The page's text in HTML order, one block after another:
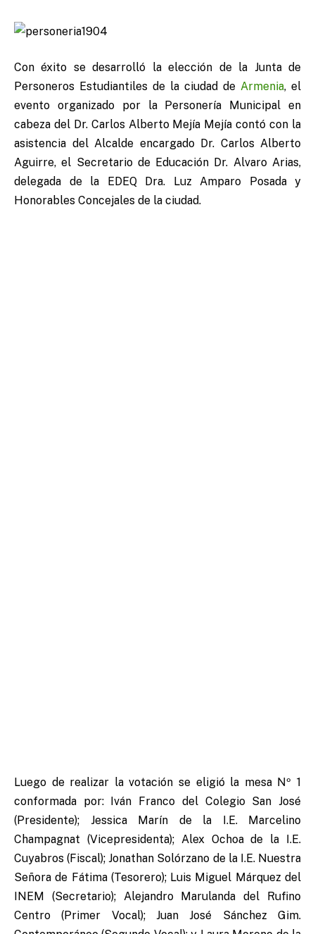
Con éxito se desarrolló la elección de la Junta de
Personeros Estudiantiles de la ciudad de Armenia, el
evento organizado por la Personería Municipal en
cabeza del Dr. Carlos Alberto Mejía Mejía contó con la
asistencia del Alcalde encargado Dr. Carlos Alberto
Aguirre, el Secretario de Educación Dr. Alvaro Arias,
delegada de la EDEQ Dra. Luz Amparo Posada y
Honorables Concejales de la ciudad.
Luego de realizar la votación se eligió la mesa Nº 1
conformada por: Iván Franco del Colegio San José
(Presidente); Jessica Marín de la I.E. Marcelino
Champagnat (Vicepresidenta); Alex Ochoa de la I.E.
Cuyabros (Fiscal); Jonathan Solórzano de la I.E. Nuestra
Señora de Fátima (Tesorero); Luis Miguel Márquez del
INEM (Secretario); Alejandro Marulanda del Rufino
Centro (Primer Vocal); Juan José Sánchez Gim.